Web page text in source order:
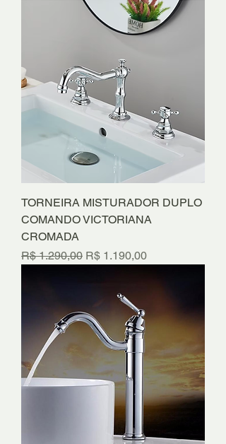
TORNEIRA MISTURADOR DUPLO
COMANDO VICTORIANA
CROMADA
Preço normal
R$ 1.290,00 Preço promocional
R$ 1.190,00